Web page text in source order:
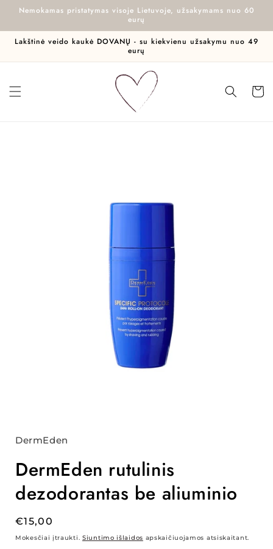
Eiti į
Nemokamas pristatymas visoje Lietuvoje, užsakymams nuo 60
eurų
Lakštinė veido kaukė DOVANŲ - su kiekvienu užsakymu nuo 49
eurų
DermEden
DermEden rutulinis
dezodorantas be aliuminio
Įprasta
kaina
€15,00
Mokesčiai įtraukti. Siuntimo išlaidos apskaičiuojamos atsiskaitant.